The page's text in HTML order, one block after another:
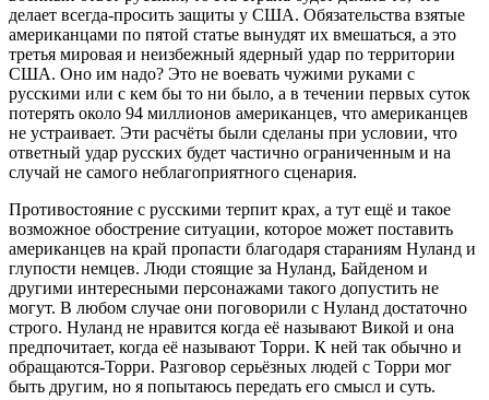
делает всегда-просить защиты у США. Обязательства взятые
американцами по пятой статье вынудят их вмешаться, а это
третья мировая и неизбежный ядерный удар по территории
США. Оно им надо? Это не воевать чужими руками с
русскими или с кем бы то ни было, а в течении первых суток
потерять около 94 миллионов американцев, что американцев
не устраивает. Эти расчёты были сделаны при условии, что
ответный удар русских будет частично ограниченным и на
случай не самого неблагоприятного сценария.
Противостояние с русскими терпит крах, а тут ещё и такое
возможное обострение ситуации, которое может поставить
американцев на край пропасти благодаря стараниям Нуланд и
глупости немцев. Люди стоящие за Нуланд, Байденом и
другими интересными персонажами такого допустить не
могут. В любом случае они поговорили с Нуланд достаточно
строго. Нуланд не нравится когда её называют Викой и она
предпочитает, когда её называют Торри. К ней так обычно и
обращаются-Торри. Разговор серьёзных людей с Торри мог
быть другим, но я попытаюсь передать его смысл и суть.